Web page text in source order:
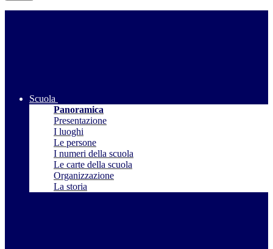
Scuola
Panoramica
Presentazione
I luoghi
Le persone
I numeri della scuola
Le carte della scuola
Organizzazione
La storia